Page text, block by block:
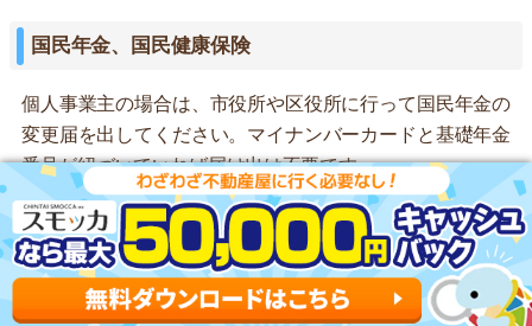
国民年金、国民健康保険
個人事業主の場合は、市役所や区役所に行って国民年金の
変更届を出してください。マイナンバーカードと基礎年金
番号が紐づいていれば届け出は不要です。
国民健康保険は2段階の手続きが必要です。旧住所の役所
で「資格喪失手続き」をおこなったあと、新住所の役所で
再加入手続きをします。